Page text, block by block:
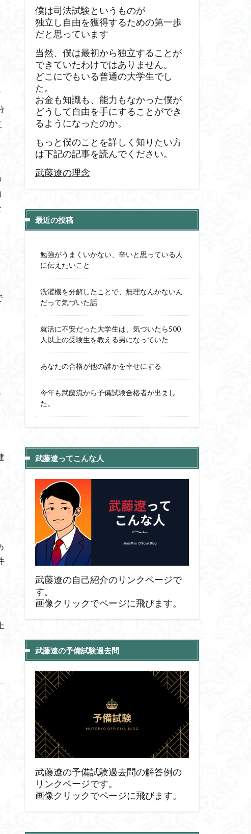
僕は司法試験というものが
独立し自由を獲得するための第一歩
だと思っています
当然、僕は最初から独立することが
できていたわけではありません。
どこにでもいる普通の大学生でし
た。
お金も知識も、能力もなかった僕が
どうして自由を手にすることができ
るようになったのか。
もっと僕のことを詳しく知りたい方
は下記の記事を読んでください。
武藤遼の理念
最近の投稿
勉強がうまくいかない、辛いと思っている人
に伝えたいこと
洗濯機を分解したことで、無理なんかないん
だって気づいた話
就活に不安だった大学生は、気づいたら500
人以上の受験生を教える男になっていた
あなたの合格が他の誰かを幸せにする
今年も武藤流から予備試験合格者が出まし
た。
武藤遼ってこんな人
武藤遼の自己紹介のリンクページで
す。
画像クリックでページに飛びます。
武藤遼の予備試験過去問
武藤遼の予備試験過去問の解答例の
リンクページです。
画像クリックでページに飛びます。